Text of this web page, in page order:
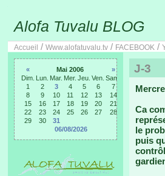
Alofa Tuvalu BLOG
Accueil / Www.alofatuvalu.tv / FACEBOOK /
« Mai 2006
»
Dim. Lun. Mar. Mer. Jeu. Ven. Sam.
1
2 3 4 5 6
7
8
9 10 11 12 13
14
15
16 17 18 19 20
21
22
23 24 25 26 27
28
29
30
31
06/08/2026
J-3
Ca
le
puis